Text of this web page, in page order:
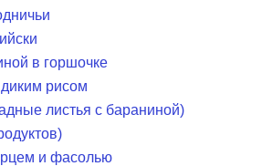
в горшочке
рисом
листья с бараниной)
и фасолью